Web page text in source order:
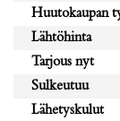
Huutokaupan
Lähtöhinta
Tarjous nyt
Sulkeutuu
Lähetyskulut